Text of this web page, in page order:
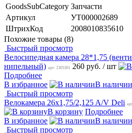
GoodsSubCategory Запчасти
Артикул
УТ000002689
ШтрихКод
2008010835610
Похожие товары (8)
Быстрый просмотр
Велосипедная камера 28*1,75
нипельный) арт: 2305301 260 руб. / шт
Подробнее
В избранное
В наличии
Быстрый просмотр
Велокамера 26x1,75/2,125 A/V Deli
В корзину Подробнее
В избранное
В наличии
Быстрый просмотр